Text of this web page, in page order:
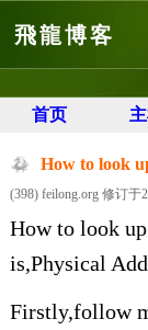
飛龍博客
首页
How to look
(398) feilong.org 修订于
How to look
is,Physical
Firstly,follow